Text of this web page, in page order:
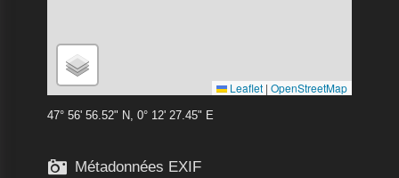
Leaflet | OpenStreetMap
47° 56' 56.52" N, 0° 12' 27.45" E
 Métadonnées EXIF